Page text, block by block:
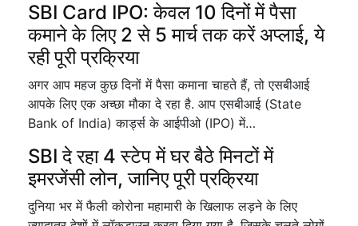
SBI Card IPO: केवल 10 दिनों में पैसा
कमाने के लिए 2 से 5 मार्च तक करें अप्लाई, ये
रही पूरी प्रक्रिया
अगर आप महज कुछ दिनों में पैसा कमाना चाहते हैं, तो एसबीआई
आपके लिए एक अच्छा मौका दे रहा है. आप एसबीआई (State
Bank of India) कार्ड्स के आईपीओ (IPO) में…
SBI दे रहा 4 स्टेप में घर बैठे मिनटों में
इमरजेंसी लोन, जानिए पूरी प्रक्रिया
दुनिया भर में फैली कोरोना महामारी के खिलाफ लड़ने के लिए